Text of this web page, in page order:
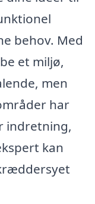
behov. Med
et miljø,
men
har
indretning,
kan